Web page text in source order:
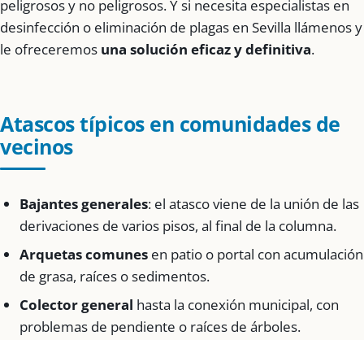
peligrosos y no peligrosos. Y si necesita especialistas en
desinfección o eliminación de plagas en Sevilla llámenos y
le ofreceremos una solución eficaz y definitiva.
Atascos típicos en comunidades de
vecinos
Bajantes generales: el atasco viene de la unión de las
derivaciones de varios pisos, al final de la columna.
Arquetas comunes en patio o portal con acumulación
de grasa, raíces o sedimentos.
Colector general hasta la conexión municipal, con
problemas de pendiente o raíces de árboles.